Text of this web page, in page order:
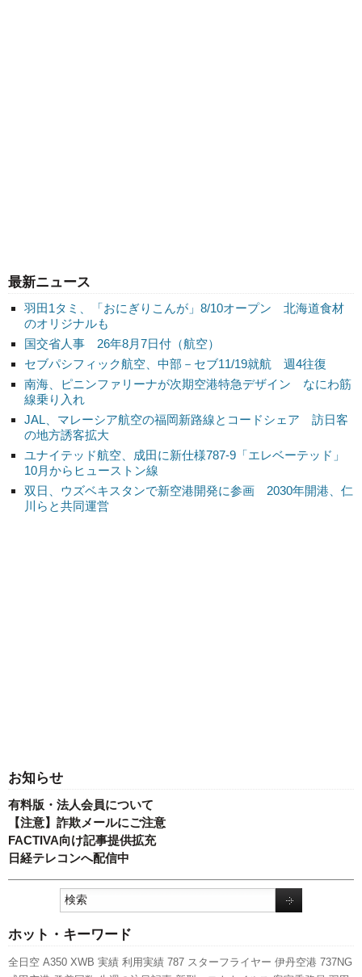
最新ニュース
羽田1タミ、「おにぎりこんが」8/10オープン 北海道食材
のオリジナルも
国交省人事 26年8月7日付（航空）
セブパシフィック航空、中部－セブ11/19就航 週4往復
南海、ピニンファリーナが次期空港特急デザイン なにわ筋
線乗り入れ
JAL、マレーシア航空の福岡新路線とコードシェア 訪日客
の地方誘客拡大
ユナイテッド航空、成田に新仕様787-9「エレベーテッド」
10月からヒューストン線
双日、ウズベキスタンで新空港開発に参画 2030年開港、仁
川らと共同運営
お知らせ
有料版・法人会員について
【注意】詐欺メールにご注意
FACTIVA向け記事提供拡充
日経テレコンへ配信中
ホット・キーワード
全日空 A350 XWB 実績 利用実績 787 スターフライヤー 伊丹空港 737NG